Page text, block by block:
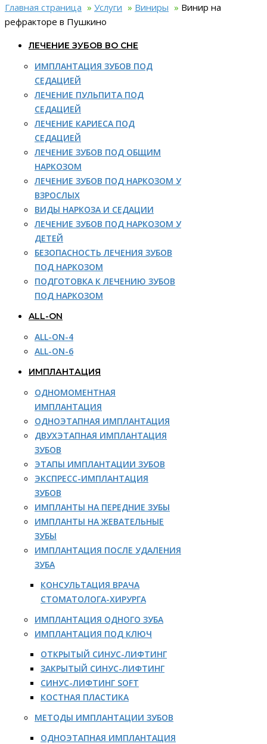
Главная страница » Услуги » Виниры » Винир на
рефракторе в Пушкино
ЛЕЧЕНИЕ ЗУБОВ ВО СНЕ
ИМПЛАНТАЦИЯ ЗУБОВ ПОД
СЕДАЦИЕЙ
ЛЕЧЕНИЕ ПУЛЬПИТА ПОД
СЕДАЦИЕЙ
ЛЕЧЕНИЕ КАРИЕСА ПОД
СЕДАЦИЕЙ
ЛЕЧЕНИЕ ЗУБОВ ПОД ОБЩИМ
НАРКОЗОМ
ЛЕЧЕНИЕ ЗУБОВ ПОД НАРКОЗОМ У
ВЗРОСЛЫХ
ВИДЫ НАРКОЗА И СЕДАЦИИ
ЛЕЧЕНИЕ ЗУБОВ ПОД НАРКОЗОМ У
ДЕТЕЙ
БЕЗОПАСНОСТЬ ЛЕЧЕНИЯ ЗУБОВ
ПОД НАРКОЗОМ
ПОДГОТОВКА К ЛЕЧЕНИЮ ЗУБОВ
ПОД НАРКОЗОМ
ALL-ON
ALL-ON-4
ALL-ON-6
ИМПЛАНТАЦИЯ
ОДНОМОМЕНТНАЯ
ИМПЛАНТАЦИЯ
ОДНОЭТАПНАЯ ИМПЛАНТАЦИЯ
ДВУХЭТАПНАЯ ИМПЛАНТАЦИЯ
ЗУБОВ
ЭТАПЫ ИМПЛАНТАЦИИ ЗУБОВ
ЭКСПРЕСС-ИМПЛАНТАЦИЯ
ЗУБОВ
ИМПЛАНТЫ НА ПЕРЕДНИЕ ЗУБЫ
ИМПЛАНТЫ НА ЖЕВАТЕЛЬНЫЕ
ЗУБЫ
ИМПЛАНТАЦИЯ ПОСЛЕ УДАЛЕНИЯ
ЗУБА
КОНСУЛЬТАЦИЯ ВРАЧА
СТОМАТОЛОГА-ХИРУРГА
ИМПЛАНТАЦИЯ ОДНОГО ЗУБА
ИМПЛАНТАЦИЯ ПОД КЛЮЧ
ОТКРЫТЫЙ СИНУС-ЛИФТИНГ
ЗАКРЫТЫЙ СИНУС-ЛИФТИНГ
СИНУС-ЛИФТИНГ SOFT
КОСТНАЯ ПЛАСТИКА
МЕТОДЫ ИМПЛАНТАЦИИ ЗУБОВ
ОДНОЭТАПНАЯ ИМПЛАНТАЦИЯ